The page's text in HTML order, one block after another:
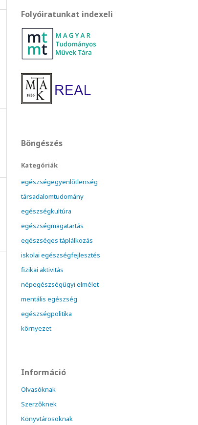
Folyóiratunkat indexeli
Böngészés
Kategóriák
egészségegyenlőtlenség
társadalomtudomány
egészségkultúra
egészségmagatartás
egészséges táplálkozás
iskolai egészségfejlesztés
fizikai aktivitás
népegészségügyi elmélet
mentális egészség
egészségpolitika
környezet
Információ
Olvasóknak
Szerzőknek
Könyvtárosoknak